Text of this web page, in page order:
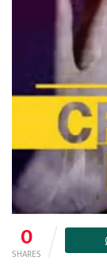
0
SHARES